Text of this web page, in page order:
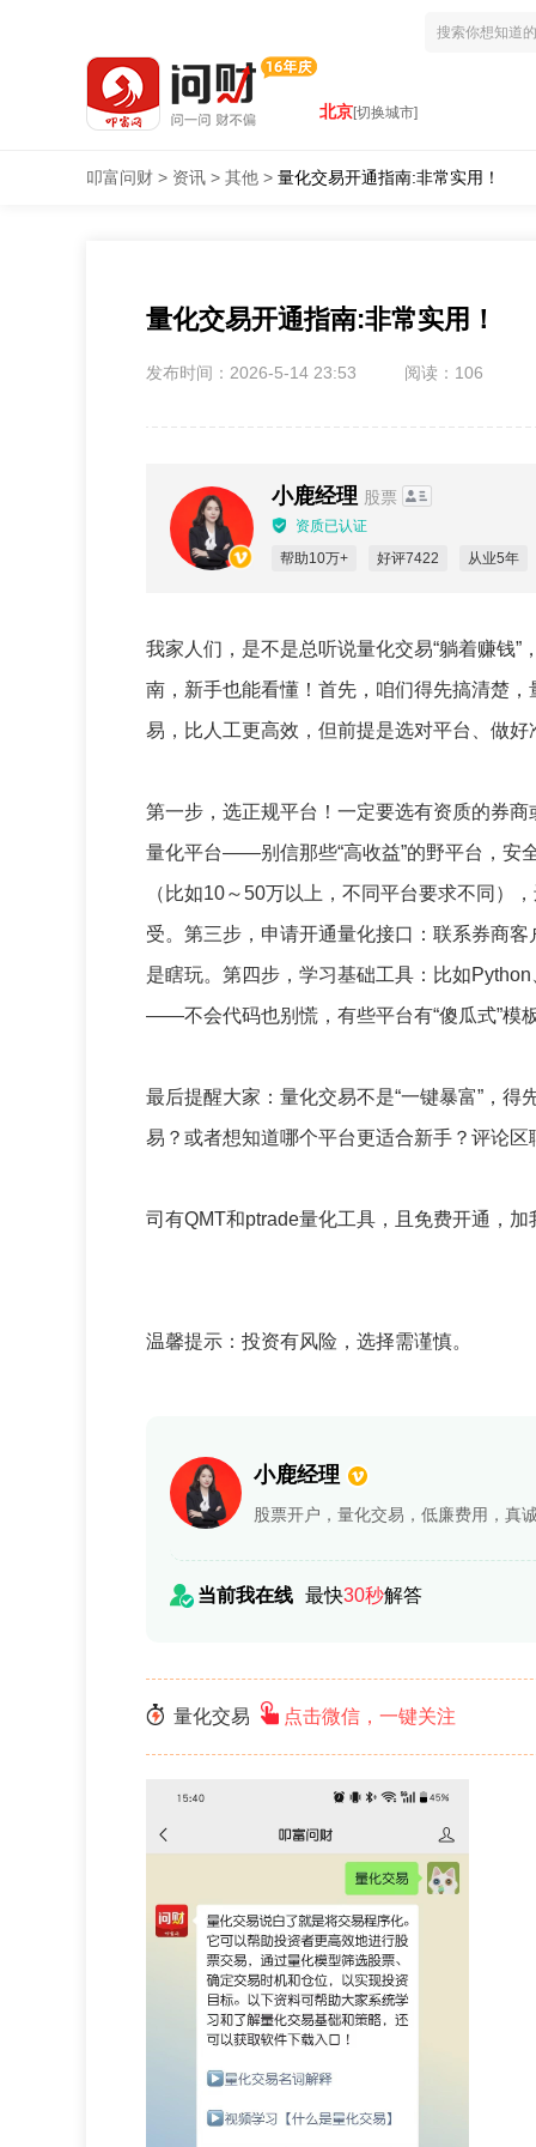
北京[切换城市]
叩富问财 > 资讯 > 其他 > 量化交易开通指南:非常实用！
量化交易开通指南:非常实用！
发布时间：2026-5-14 23:53 阅读：106
小鹿经理 股票
资质已认证
帮助10万+
好评7422 从业5年
我家人们，是不是总听说量化交易“躺着赚钱
南，新手也能看懂！首先，咱们得先搞清楚
易，比人工更高效，但前提是选对平台、做好
第一步，选正规平台！一定要选有资质的券
量化平台——别信那些“高收益”的野平台，安
（比如10～50万以上，不同平台要求不同）
受。第三步，申请开通量化接口：联系券商
是瞎玩。第四步，学习基础工具：比如
——不会代码也别慌，有些平台有“傻瓜式”模
最后提醒大家：量化交易不是“一键暴富”，
易？或者想知道哪个平台更适合新手？评论区
司有QMT和ptrade量化工具，且免费开通，
温馨提示：投资有风险，选择需谨慎。
小鹿经理
股票开户，量化交易，低廉费用，真
当前我在线 最快30秒解答
量化交易 点击微信，一键关注